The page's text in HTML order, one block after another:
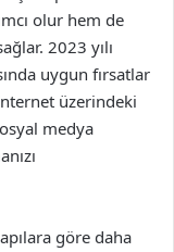
olur hem de
2023 yılı
uygun fırsatlar
üzerindeki
medya
göre daha